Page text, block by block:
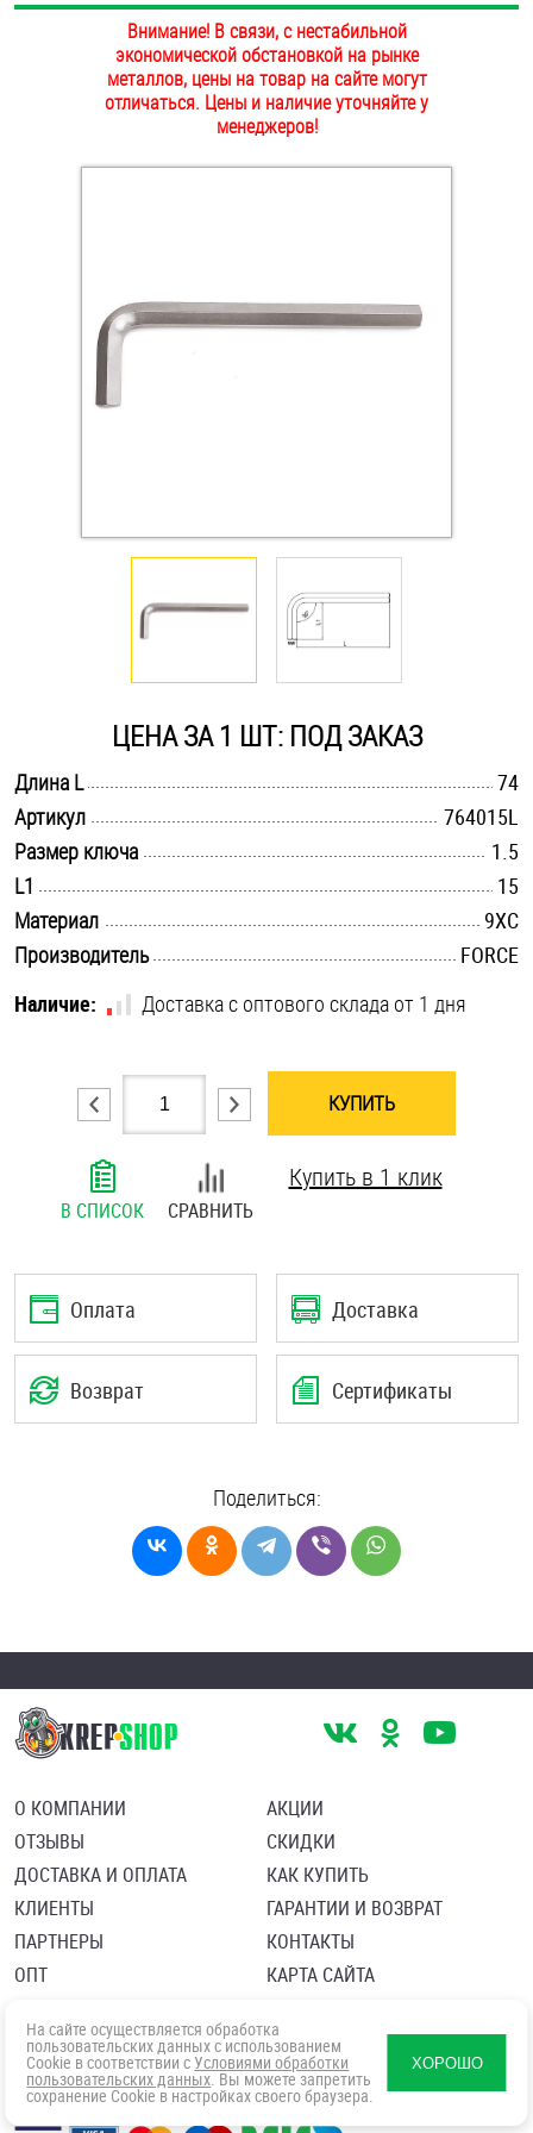
ОПЛАТА И ДОСТАВКА
НАШИ МАГАЗИНЫ
Дюбели
Заклепки (Гайки-Заклепки)
Инструмент
Оснастка и аксессуары для яхт
Саморезы и шурупы
Хомуты
Шплинты
Штифты и пальцы
Внимание! В связи, с нестабильной
экономической обстановкой на рынке
металлов, цены на товар на сайте могут
отличаться. Цены и наличие уточняйте у
менеджеров!
ЦЕНА ЗА 1 ШТ: ПОД ЗАКАЗ
Длина L
74
Артикул
764015L
Размер ключа
1.5
L1
15
Материал
9ХС
Производитель
FORCE
Наличие:
Доставка с оптового склада от 1 дня
КУПИТЬ
В СПИСОК СРАВНИТЬ
Купить в 1 клик
Оплата Доставка
Возврат Сертификаты
Поделиться:
О КОМПАНИИ
ОТЗЫВЫ
ДОСТАВКА И ОПЛАТА
КЛИЕНТЫ
ПАРТНЕРЫ
ОПТ
АКЦИИ
СКИДКИ
КАК КУПИТЬ
ГАРАНТИИ И ВОЗВРАТ
КОНТАКТЫ
КАРТА САЙТА
Политика в отношении обработки персональных данных
Согласие посетителя сайта на обработку персональных данны
На сайте осуществляется обработка
пользовательских данных с использованием
Cookie в соответствии с Условиями обработки
пользовательских данных. Вы можете запретить
сохранение Cookie в настройках своего браузера.
ХОРОШО